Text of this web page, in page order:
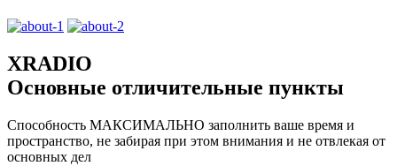
XRADIO
Основные отличительные пункты
Способность МАКСИМАЛЬНО заполнить ваше время и
пространство, не забирая при этом внимания и не отвлекая от
основных дел